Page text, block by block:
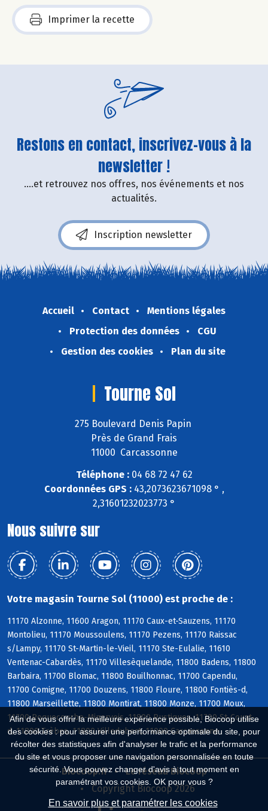
Afin de vous offrir la meilleure expérience possible, Biocoop utilise
des cookies : pour assurer une performance optimale du site, pour
récolter des statistiques afin d'analyser le trafic et la performance
du site et vous proposer une navigation personnalisée en toute
sécurité. Vous pouvez changer d'avis à tout moment en
paramétrant vos cookies. OK pour vous ?
En savoir plus et paramétrer les cookies
Imprimer la recette
Restons en contact, inscrivez-vous à la
newsletter !
....et retrouvez nos offres, nos événements et nos
actualités.
Inscription newsletter
Accueil Contact
Mentions légales
Protection des données
CGU
Gestion des cookies
Plan du site
Tourne Sol
275 Boulevard Denis Papin
Près de Grand Frais
11000 Carcassonne
Téléphone :04 68 72 47 62
Coordonnées GPS :43,2073623671098 ° ,
2,31601232023773 °
Nous suivre sur
Votre magasin Tourne Sol (11000) est proche de :
11170 Alzonne, 11600 Aragon, 11170 Caux-et-Sauzens, 11170
Montolieu, 11170 Moussoulens, 11170 Pezens, 11170 Raissac
s/Lampy, 11170 St-Martin-le-Vieil, 11170 Ste-Eulalie, 11610
Ventenac-Cabardès, 11170 Villesèquelande, 11800 Badens, 11800
Barbaira, 11700 Blomac, 11800 Bouilhonnac, 11700 Capendu,
11700 Comigne, 11700 Douzens, 11800 Floure, 11800 Fontiès-d,
11800 Marseillette, 11800 Montirat, 11800 Monze, 11700 Moux,
11700 Roquecourbe-Minervois, 11800 Rustiques, 11700 St-Couat-
d, 11800 Trèbes, 11800 Villedubert, 11000 Carcassonne
Biocoop.fr
Le réseau Biocoop
Copyright Biocoop 2026